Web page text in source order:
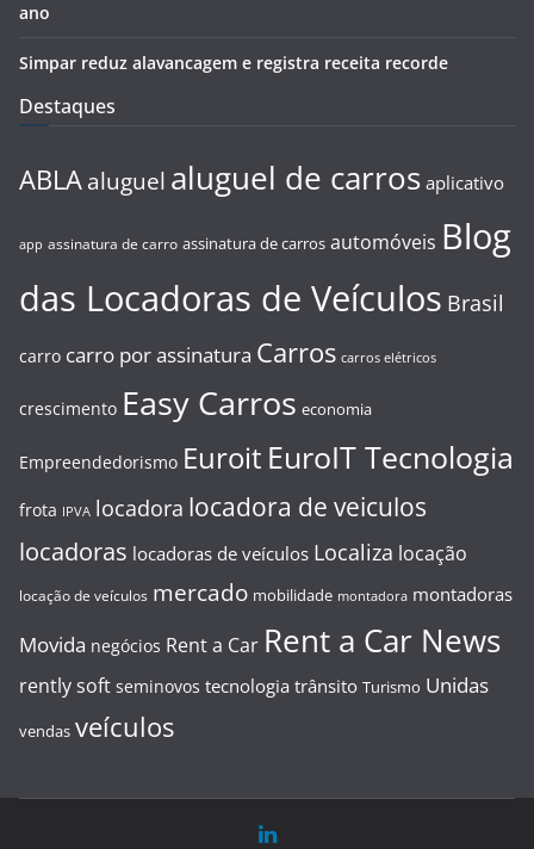
ano
Simpar reduz alavancagem e registra receita recorde
Destaques
ABLA aluguel aluguel de carros aplicativo
app assinatura de carro assinatura de carros automóveis Blog
das Locadoras de Veículos Brasil
carro carro por assinatura Carros carros elétricos
crescimento Easy Carros economia
Empreendedorismo Euroit EuroIT Tecnologia
frota IPVA locadora locadora de veiculos
locadoras locadoras de veículos Localiza locação
locação de veículos mercado mobilidade montadora montadoras
Movida negócios Rent a Car Rent a Car News
rently soft seminovos tecnologia trânsito Turismo Unidas
vendas veículos